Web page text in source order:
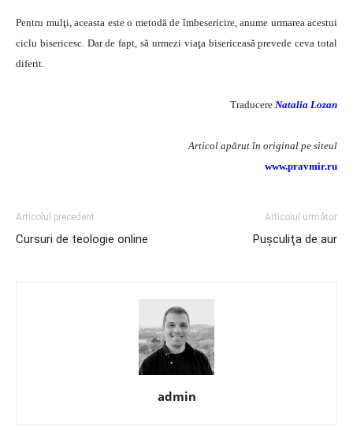
Pentru mulţi, aceasta este o metodă de îmbesericire, anume urmarea acestui
ciclu bisericesc. Dar de fapt, să urmezi viaţa bisericeasă prevede ceva total
diferit.
Traducere Natalia Lozan
Articol apărut în original pe siteul
www.pravmir.ru
Articolul precedent
Cursuri de teologie online
Articolul următor
Puşculiţa de aur
admin